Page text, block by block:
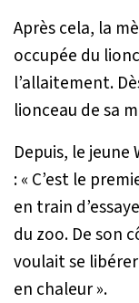
Après cela, la
occupée du
l’allaitement.
lionceau de sa
Depuis, le
:« C’est le
en train
du zoo. De son
voulait se
en chaleur ».